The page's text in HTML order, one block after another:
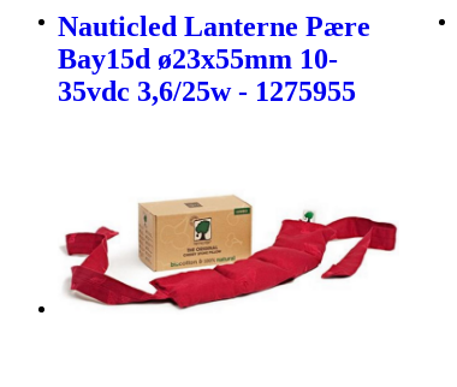
Nauticled Lanterne Pære
Bay15d ø23x55mm 10-
35vdc 3,6/25w - 1275955